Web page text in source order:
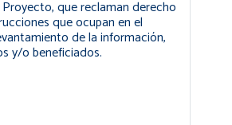
que reclaman derecho
que ocupan en el
de la información,
y/o beneficiados.